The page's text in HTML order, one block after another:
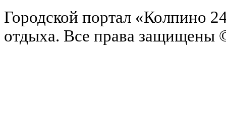
Городской портал «Колпино
отдыха. Все права защищены